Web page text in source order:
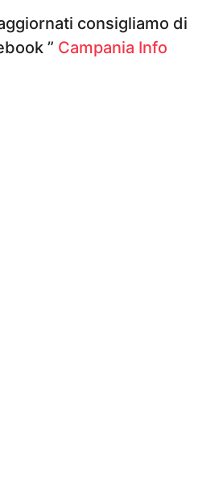
consigliamo di
” Campania Info